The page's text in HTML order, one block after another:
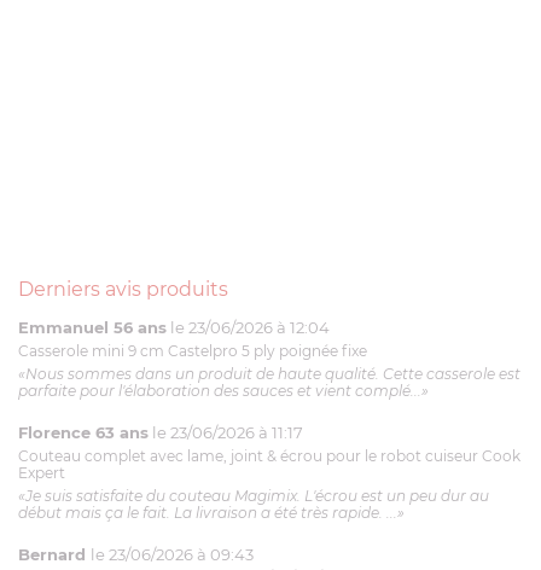
Derniers avis produits
Emmanuel 56 ans le 23/06/2026 à 12:04
Casserole mini 9 cm Castelpro 5 ply poignée fixe
«Nous sommes dans un produit de haute qualité. Cette casserole est
parfaite pour l'élaboration des sauces et vient complé...»
Florence 63 ans le 23/06/2026 à 11:17
Couteau complet avec lame, joint & écrou pour le robot cuiseur Cook
Expert
«Je suis satisfaite du couteau Magimix. L'écrou est un peu dur au
début mais ça le fait. La livraison a été très rapide. ...»
Bernard le 23/06/2026 à 09:43